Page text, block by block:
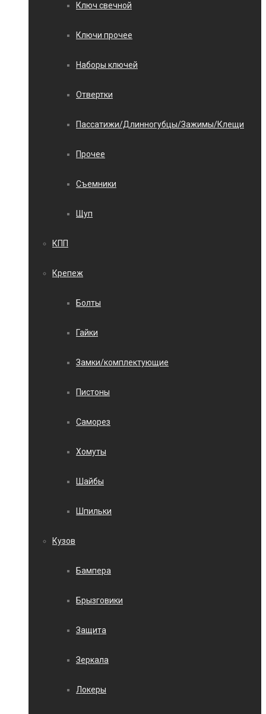
Ключ свечной
Ключи прочее
Наборы ключей
Отвертки
Пассатижи/Длинногубцы/Зажимы/Клещи
Прочее
Съемники
Щуп
КПП
Крепеж
Болты
Гайки
Замки/комплектующие
Пистоны
Саморез
Хомуты
Шайбы
Шпильки
Кузов
Бампера
Брызговики
Защита
Зеркала
Локеры